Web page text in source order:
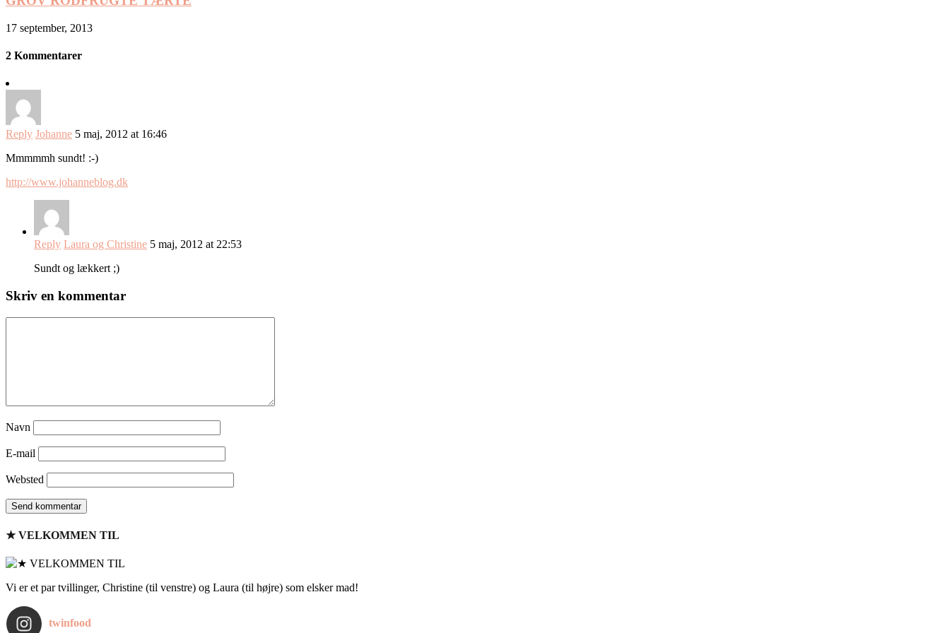
17 september, 2013
2 Kommentarer
Reply Johanne 5 maj, 2012 at 16:46
Mmmmmh sundt! :-)
http://www.johanneblog.dk
Reply Laura og Christine 5 maj, 2012 at 22:53
Sundt og lækkert ;)
Skriv en kommentar
Navn
E-mail
Websted
★ VELKOMMEN TIL
Vi er et par tvillinger, Christine (til venstre) og Laura (til højre) som elsker mad!
twinfood